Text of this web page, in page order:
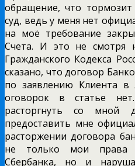
обращение, что
суд, ведь у меня нет
на моё требование
Счета. И это не смотря
Гражданского Кодекса
сказано, что договор
по заявлению Клиента
оговорок в статье
расторгнуть со мной
предоставить мне
расторжении договора
не только мои права
Сбербанка, но и